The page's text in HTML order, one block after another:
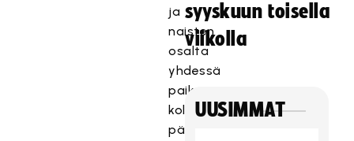
ja
naisten
osalta
yhdessä
paikassa
kolmen
päivän
syyskuun toisella
viikolla
UUSIMMAT